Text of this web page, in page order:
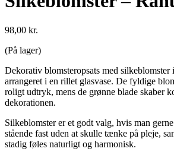
98,00 kr.
(På lager)
Dekorativ blomsteropsats med silkeblomster
arrangeret i en rillet glasvase. De fyldige
roligt udtryk, mens de grønne blade skaber
dekorationen.
Silkeblomster er et godt valg, hvis man
stående fast uden at skulle tænke på pleje,
stadig føles naturligt og harmonisk.